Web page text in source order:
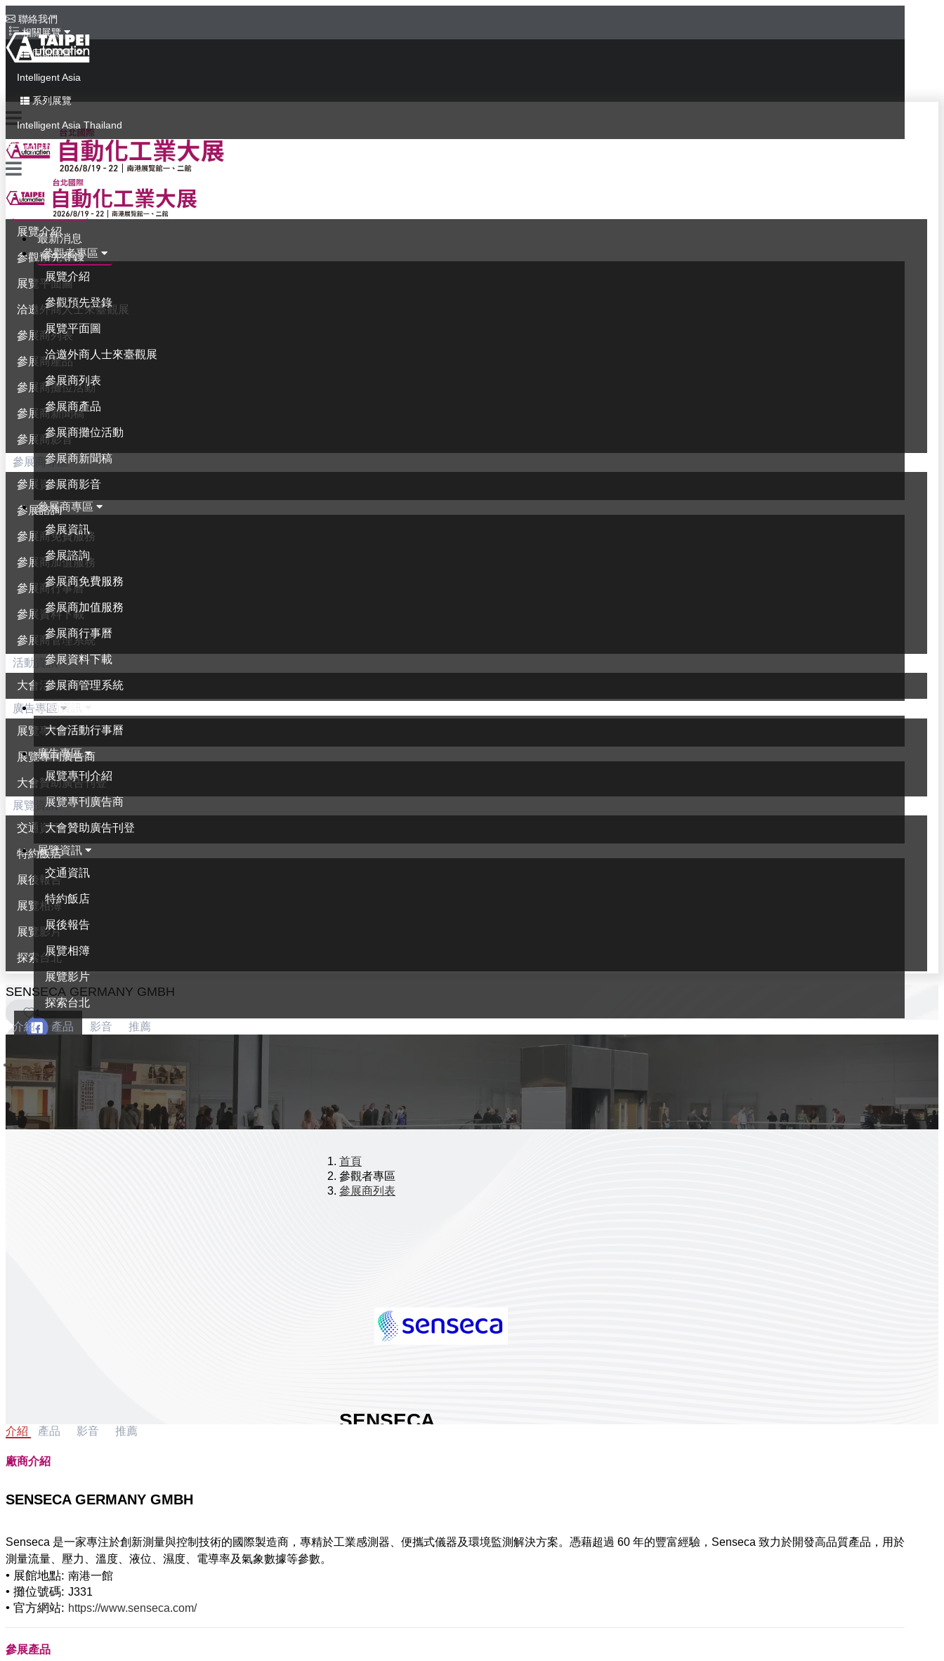
聯絡我們
相關展覽
同期展覽
Intelligent Asia
系列展覽
Intelligent Asia Thailand
English
最新消息
參觀者專區
展覽介紹
參觀預先登錄
展覽平面圖
洽邀外商人士來臺觀展
參展商列表
參展商產品
參展商攤位活動
參展商新聞稿
參展商影音
參展商專區
參展資訊
參展諮詢
參展商免費服務
參展商加值服務
參展商行事曆
參展資料下載
參展商管理系統
活動資訊
大會活動行事曆
廣告專區
展覽專刊介紹
展覽專刊廣告商
大會贊助廣告刊登
展覽資訊
交通資訊
特約飯店
展後報告
展覽相簿
展覽影片
探索台北
最新消息
參觀者專區
展覽介紹
參觀預先登錄
展覽平面圖
洽邀外商人士來臺觀展
參展商列表
參展商產品
參展商攤位活動
參展商新聞稿
參展商影音
參展商專區
參展資訊
參展諮詢
參展商免費服務
參展商加值服務
參展商行事曆
參展資料下載
參展商管理系統
活動資訊
大會活動行事曆
廣告專區
展覽專刊介紹
展覽專刊廣告商
大會贊助廣告刊登
展覽資訊
交通資訊
特約飯店
展後報告
展覽相簿
展覽影片
探索台北
SENSECA GERMANY GMBH
1
介紹 產品 影音 推薦
首頁
參觀者專區
參展商列表
SENSECA
1
介紹 產品 影音 推薦
廠商介紹
SENSECA GERMANY GMBH
Senseca 是一家專注於創新測量與控制技術的國際製造商，專精於工業感測器、便攜式儀器及環境監測解決方案。憑藉超過 60 年的豐富經驗，Senseca 致力於開發高品質產品，用於
• 展館地點: 南港一館
• 攤位號碼: J331
• 官方網站: https://www.senseca.com/
參展產品